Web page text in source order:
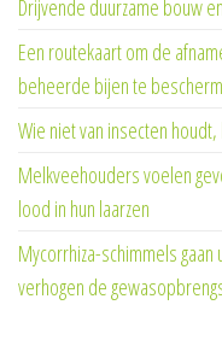
Drijvende duurzame bouw
Een routekaart om de
beheerde bijen te
Wie niet van insecten
Melkveehouders voelen
lood in hun laarzen
Mycorrhiza-schimmels
verhogen de